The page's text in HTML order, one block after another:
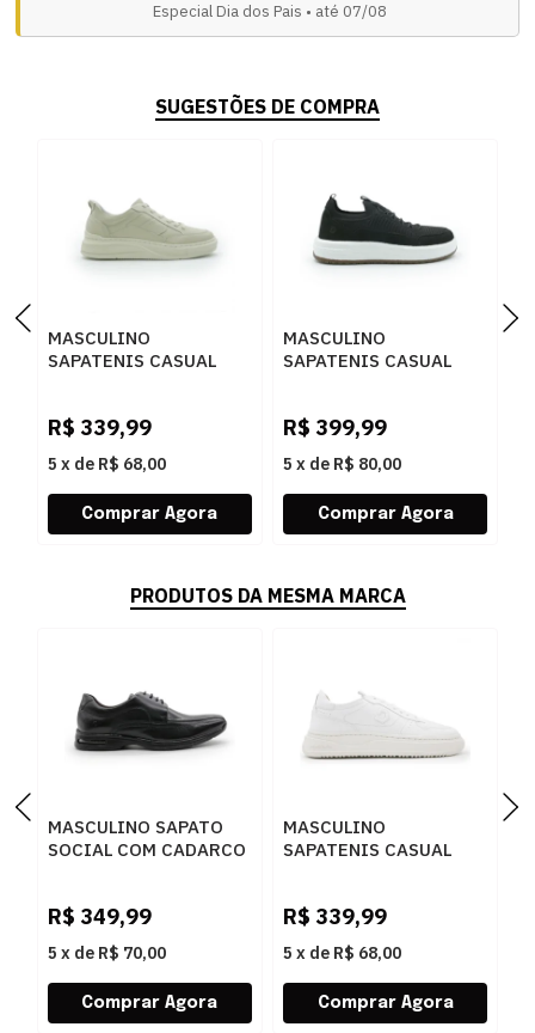
Especial Dia dos Pais • até 07/08
SUGESTÕES DE COMPRA
MASCULINO
SAPATENIS CASUAL
R$ 339,99
5 x de R$ 68,00
MASCULINO
SAPATENIS CASUAL
R$ 399,99
5 x de R$ 80,00
PRODUTOS DA MESMA MARCA
MASCULINO SAPATO
SOCIAL COM CADARCO
R$ 349,99
5 x de R$ 70,00
MASCULINO
SAPATENIS CASUAL
R$ 339,99
5 x de R$ 68,00